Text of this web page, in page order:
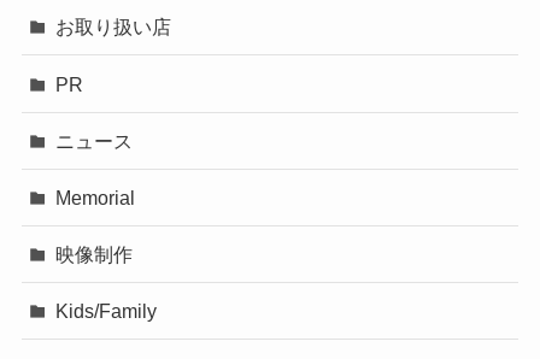
お取り扱い店
PR
ニュース
Memorial
映像制作
Kids/Family